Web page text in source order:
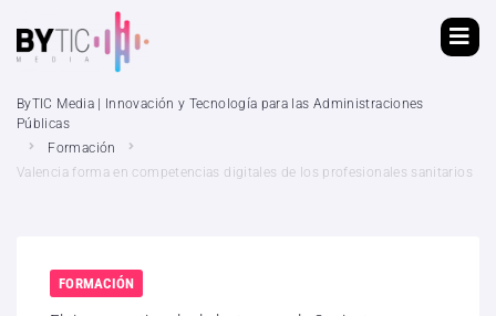
ByTIC Media | Innovación y Tecnología para las Administraciones
Públicas
Formación
Valencia forma en competencias digitales de los profesionales sanitarios
FORMACIÓN